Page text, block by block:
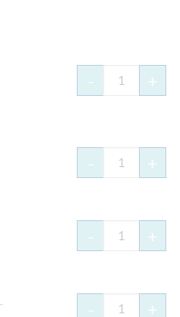
- +
- +
- +
- +